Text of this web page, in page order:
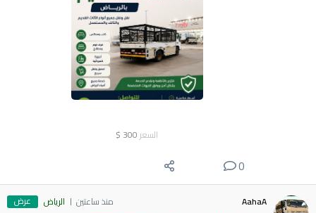
السعر 300
$
0
AahaA منذ ساعتين الرياض عرض